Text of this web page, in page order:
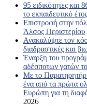
95 ειδικότητες
το εκπαιδευτικό
Επιστροφή στην
Άλσος Περιστερίου
Ανακαλύψτε τον
διαδραστικές και
Έναρξη του
αδέσποτων γατών
Με το
ένα από τα πρώτα
Ευρώπη για τη
2026